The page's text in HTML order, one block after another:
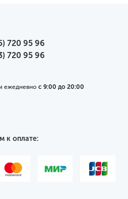
720 95 96
720 95 96
ежедневнос 9:00 до 20:00
к оплате: